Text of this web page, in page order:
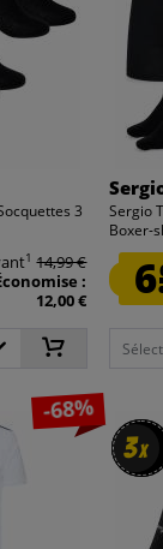
3
1 14,99 €
:
12,00 €
Sergio
Boxer-
-68%
3x
3x